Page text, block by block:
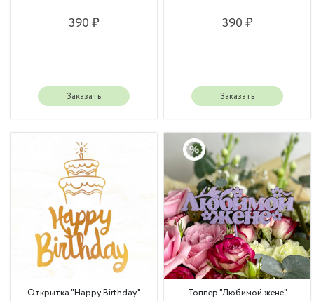
390 ₽
Заказать
390 ₽
Заказать
Открытка "Happy Birthday" Топпер "Любимой жене"